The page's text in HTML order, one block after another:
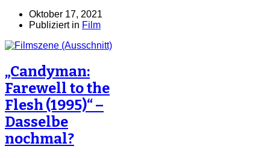
Oktober 17, 2021
Publiziert in Film
„Candyman:
Farewell to the
Flesh (1995)“ –
Dasselbe
nochmal?